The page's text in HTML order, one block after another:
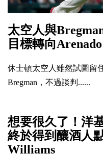
太空人與
目標轉向Arenado
休士頓太空人雖然試圖留
Bregman，不過談判......
想要很久了！洋
終於得到釀酒人
Williams